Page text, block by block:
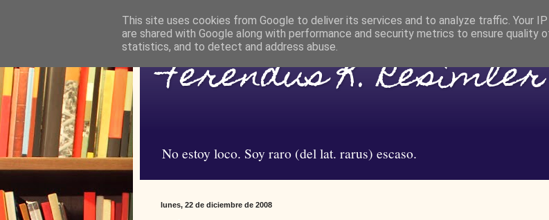
Ferendus K.
No estoy loco. Soy raro (del lat. rarus) escaso.
lunes, 22 de diciembre de 2008
This site uses cookies from Google to deliver its services and to analyze traffic. Your
are shared with Google along with performance and security metrics to ensure quality
statistics, and to detect and address abuse.